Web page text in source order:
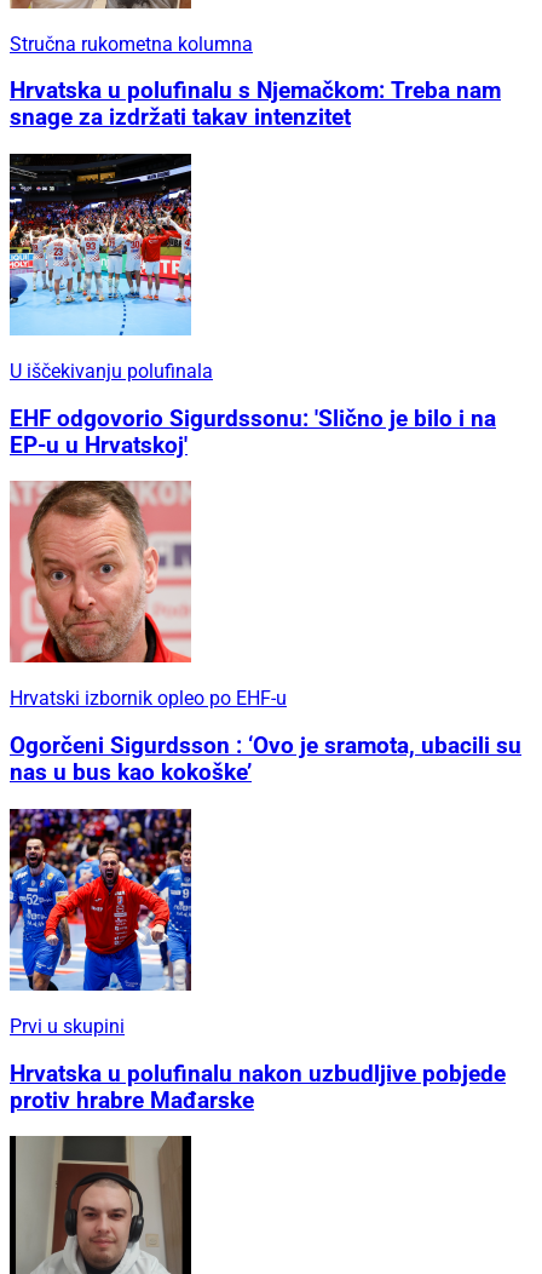
Stručna rukometna kolumna
Hrvatska u polufinalu s Njemačkom: Treba nam
snage za izdržati takav intenzitet
U iščekivanju polufinala
EHF odgovorio Sigurdssonu: 'Slično je bilo i na
EP-u u Hrvatskoj'
Hrvatski izbornik opleo po EHF-u
Ogorčeni Sigurdsson : ‘Ovo je sramota, ubacili su
nas u bus kao kokoške’
Prvi u skupini
Hrvatska u polufinalu nakon uzbudljive pobjede
protiv hrabre Mađarske